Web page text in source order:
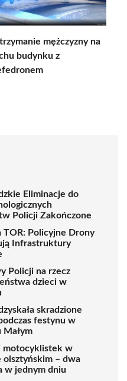
mężczyzny na
budynku z
Eliminacje do
Policji Zakończone
TOR: Policyjne Drony
Infrastruktury
Policji na rzecz
dzieci w
skradzione
festynu w
Małym
motocyklistek w
olsztyńskim – dwa
w jednym dniu